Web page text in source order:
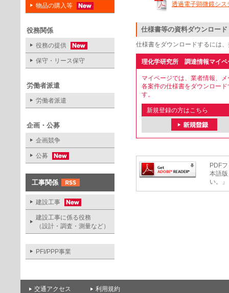
物品の購入等
役務関係
役務の提供
保守・リース保守
労働者派遣
労働者派遣
企画・公募
企画競争
公募
工事関係
建設工事
建設工事に係る役務
（設計・調査・測量など）
PFI/PPP事業
透過電子顕微鏡シ
仕様書等の資料ダウンロード
仕様書をダウンロードするには
理化学研究所 調達情報マイペ
マイページでは、業者情報、
各案件の仕様書をダウンロー
す。
新規登録の方はこちら
PDF
本語
い。」
交通アクセス 利用規約